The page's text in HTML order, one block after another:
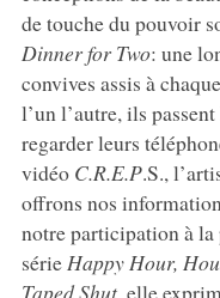
de touche du pouvoir
Dinner for Two: une
convives assis à
l’un l’autre, ils
regarder leurs
vidéoC.R.E.P.S.,
offrons nos
notre participation à la
série Happy Hour,
Taped Shut, elle